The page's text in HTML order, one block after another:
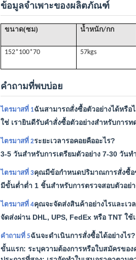
ข้อมูลจำเพาะของผลิตภัณฑ์
ขนาด(ซม) น้ำหนัก/กก
152*100*70 57kgs
คำถามที่พบบ่อย
ไตรมาสที่ 1ฉันสามารถสั่งซื้อตัวอย่างได้หรือ
ใช่ เรายินดีรับคำสั่งซื้อตัวอย่างสำหรับการ
ไตรมาสที่ 2ระยะเวลารอคอยคืออะไร?
3-5 วันสำหรับการเตรียมตัวอย่าง 7-30 วัน
ไตรมาสที่ 3คุณมีข้อกำหนดปริมาณการสั่งซื้อ
มีขั้นต่ำต่ำ 1 ชิ้นสำหรับการตรวจสอบตัวอย่
ไตรมาสที่ 4คุณจะจัดส่งสินค้าอย่างไรและเว
จัดส่งผ่าน DHL, UPS, FedEx หรือ TNT ใ
คำถามที่ 5ฉันจะดำเนินการสั่งซื้อได้อย่างไร?
ขั้นแรก: ระบุความต้องการหรือใบสมัครขอ